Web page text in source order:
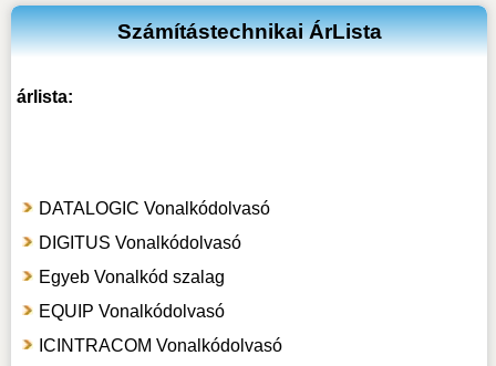
Számítástechnikai ÁrLista
árlista:
DATALOGIC Vonalkódolvasó
DIGITUS Vonalkódolvasó
Egyeb Vonalkód szalag
EQUIP Vonalkódolvasó
ICINTRACOM Vonalkódolvasó